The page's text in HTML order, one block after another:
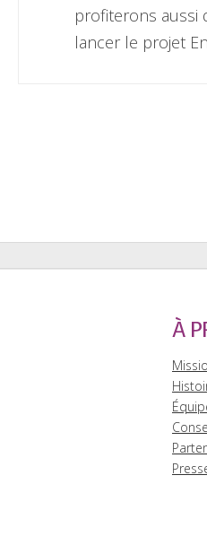
profiterons aussi
lancer le projet
À